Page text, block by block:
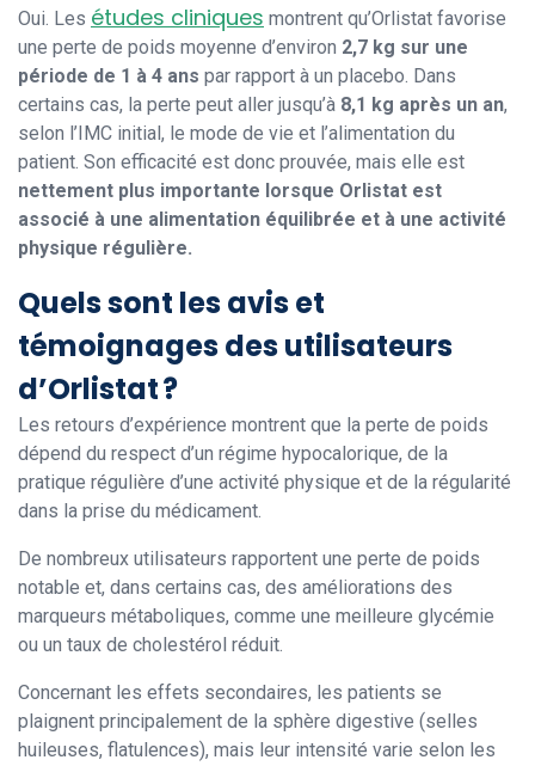
Oui. Les études cliniques montrent qu’Orlistat favorise
une perte de poids moyenne d’environ 2,7 kg sur une
période de 1 à 4 ans par rapport à un placebo. Dans
certains cas, la perte peut aller jusqu’à 8,1 kg après un an,
selon l’IMC initial, le mode de vie et l’alimentation du
patient. Son efficacité est donc prouvée, mais elle est
nettement plus importante lorsque Orlistat est
associé à une alimentation équilibrée et à une activité
physique régulière.
Quels sont les avis et
témoignages des utilisateurs
d’Orlistat ?
Les retours d’expérience montrent que la perte de poids
dépend du respect d’un régime hypocalorique, de la
pratique régulière d’une activité physique et de la régularité
dans la prise du médicament.
De nombreux utilisateurs rapportent une perte de poids
notable et, dans certains cas, des améliorations des
marqueurs métaboliques, comme une meilleure glycémie
ou un taux de cholestérol réduit.
Concernant les effets secondaires, les patients se
plaignent principalement de la sphère digestive (selles
huileuses, flatulences), mais leur intensité varie selon les